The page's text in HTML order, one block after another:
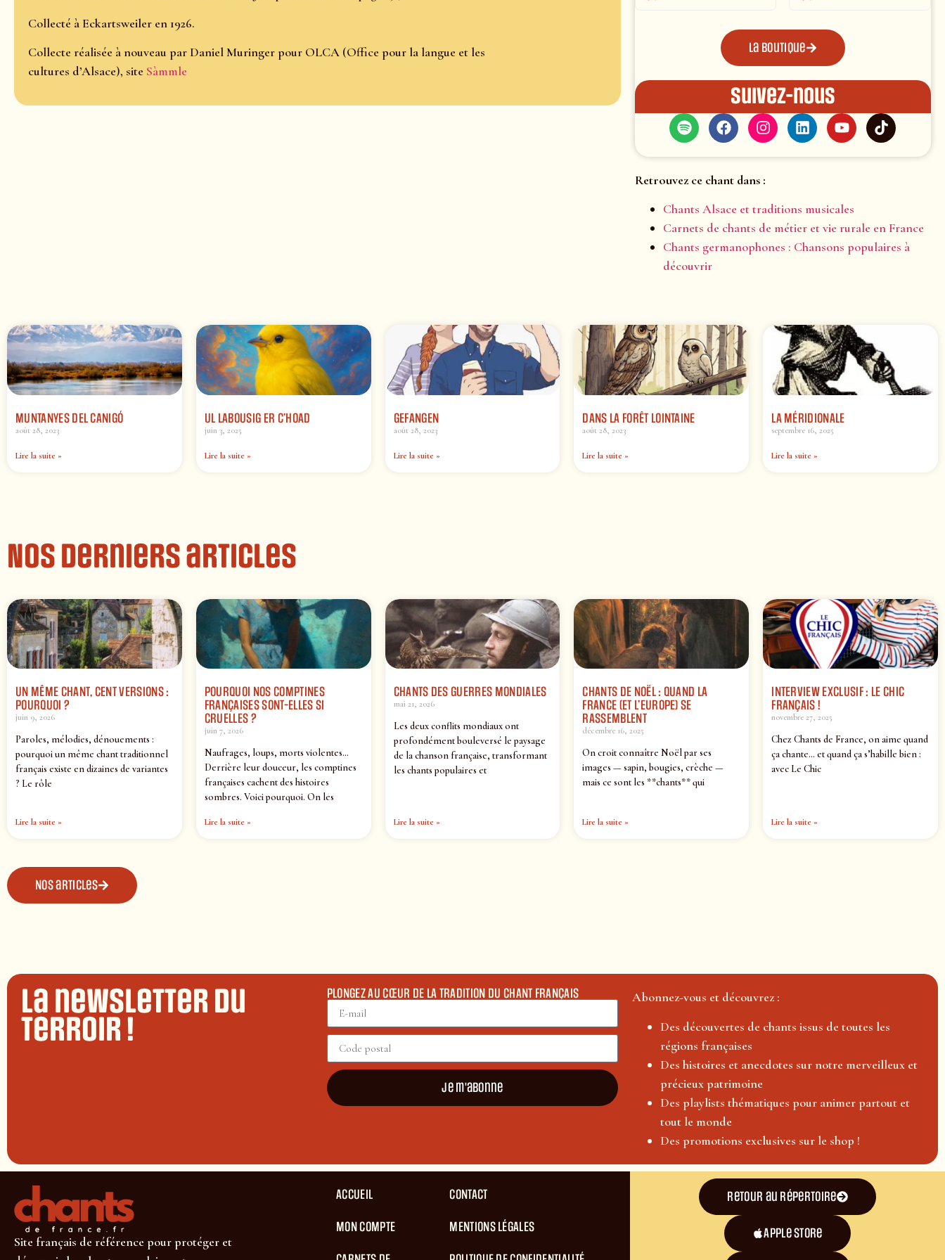
Collecté à Eckartsweiler en 1926.
Collecte réalisée à nouveau par Daniel Muringer pour OLCA (Office pour la langue et les
cultures d’Alsace), site Sàmmle
La boutique
Suivez-nous
Retrouvez ce chant dans :
Chants Alsace et traditions musicales
Carnets de chants de métier et vie rurale en France
Chants germanophones : Chansons populaires à
découvrir
MUNTANYES DEL CANIGÓ
août 28, 2023
Lire la suite »
UL LABOUSIG ER C’HOAD
juin 3, 2025
Lire la suite »
GEFANGEN
août 28, 2023
Lire la suite »
DANS LA FORÊT LOINTAINE
août 28, 2023
Lire la suite »
LA MÉRIDIONALE
septembre 16, 2025
Lire la suite »
Nos derniers articles
UN MÊME CHANT, CENT VERSIONS :
POURQUOI ?
juin 9, 2026
Paroles, mélodies, dénouements :
pourquoi un même chant traditionnel
français existe en dizaines de variantes
? Le rôle
Lire la suite »
POURQUOI NOS COMPTINES
FRANÇAISES SONT-ELLES SI
CRUELLES ?
juin 7, 2026
Naufrages, loups, morts violentes…
Derrière leur douceur, les comptines
françaises cachent des histoires
sombres. Voici pourquoi. On les
Lire la suite »
CHANTS DES GUERRES MONDIALES
mai 21, 2026
Les deux conflits mondiaux ont
profondément bouleversé le paysage
de la chanson française, transformant
les chants populaires et
Lire la suite »
CHANTS DE NOËL : QUAND LA
FRANCE (ET L’EUROPE) SE
RASSEMBLENT
décembre 16, 2025
On croit connaître Noël par ses
images — sapin, bougies, crèche —
mais ce sont les **chants** qui
Lire la suite »
INTERVIEW EXCLUSIF : LE CHIC
FRANÇAIS !
novembre 27, 2025
Chez Chants de France, on aime quand
ça chante… et quand ça s’habille bien :
avec Le Chic
Lire la suite »
Nos articles
La newsletter du
terroir !
PLONGEZ AU CŒUR DE LA TRADITION DU CHANT FRANÇAIS
Je m'abonne
Abonnez-vous et découvrez :
Des découvertes de chants issus de toutes les
régions françaises
Des histoires et anecdotes sur notre merveilleux et
précieux patrimoine
Des playlists thématiques pour animer partout et
tout le monde
Des promotions exclusives sur le shop !
Site français de référence pour protéger et
ACCUEIL
MON COMPTE
CONTACT
MENTIONS LÉGALES
Retour au répertoire
Apple Store